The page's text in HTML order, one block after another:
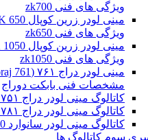
ویژگی های فنی zk700
ویژگی های فنی zk650
ویژگی های فنی zk1050
مشخصات فنی بابکت دوراج
کاتالوگ مینی لودر دراج ۷۵۱ (Doraj 751)
کاتالوگ مینی لودر دراج ۷۸۱ (Doraj 781)
کاتالوگ مینی لودر سانوارد Sunward SWL 3210
سوم کاتالوگ ها